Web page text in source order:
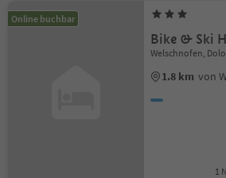
Online buchbar
Bike & Ski
Welschnofen,
1.8 km von
1